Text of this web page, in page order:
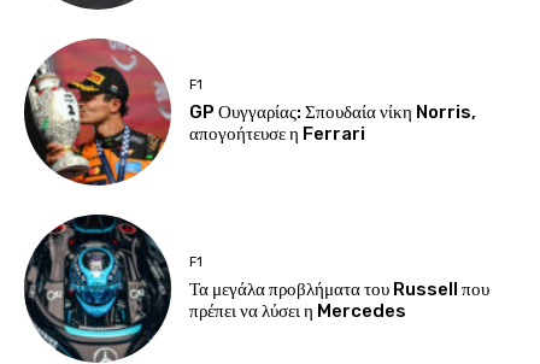
F1
GP Ουγγαρίας: Σπουδαία νίκη Norris,
απογοήτευσε η Ferrari
F1
Τα μεγάλα προβλήματα του Russell που
πρέπει να λύσει η Mercedes